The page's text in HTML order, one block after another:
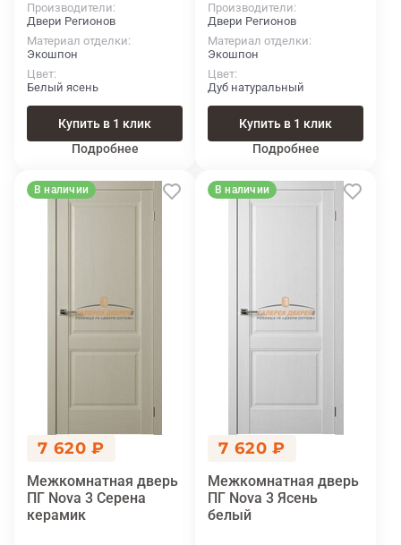
Производители
Двери Регионов
Материал отделки
Экошпон
Цвет
Белый ясень
Купить в 1 клик
Подробнее
Производители
Двери Регионов
Материал отделки
Экошпон
Цвет
Дуб натуральный
Купить в 1 клик
Подробнее
В наличии
7 620 ₽
Межкомнатная дверь
ПГ Nova 3 Серена
керамик
В наличии
7 620 ₽
Межкомнатная дверь
ПГ Nova 3 Ясень
белый